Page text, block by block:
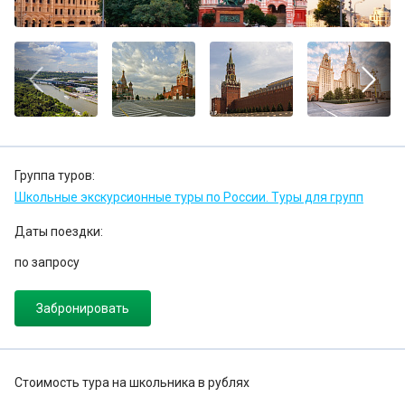
Группа туров:
Школьные экскурсионные туры по России. Туры для групп
Даты поездки:
по запросу
Забронировать
Стоимость тура на школьника в рублях